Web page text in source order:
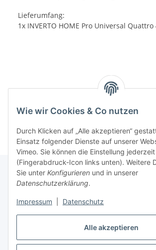
Alle akzeptieren
Wie wir Cookies & Co nutzen
Durch Klicken auf „Alle akzeptieren“
Einsatz folgender Dienste auf unserer
Vimeo. Sie können die Einstellung
(Fingerabdruck-Icon links unten). Weitere
Sie unter Konfigurieren und in unserer
Datenschutzerklärung.
Impressum Datenschutz
Lieferumfang:
1x INVERTO HOME Pro Universal Quattro
Gesetzliche Informationen